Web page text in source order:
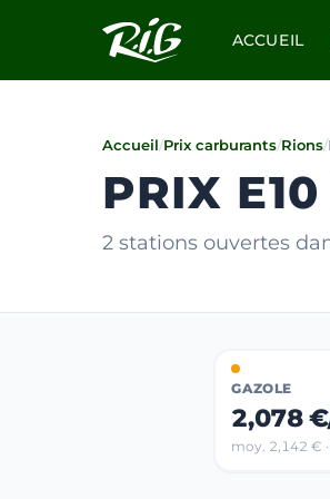
ACCUEIL
Accueil/Prix carburants/Rions/
PRIX
2 stations ouvertes
GAZOLE
2,078
moy. 2,142 € ·